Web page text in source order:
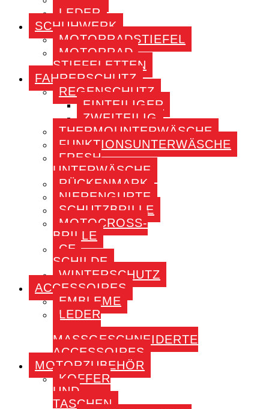
LEDER
SCHUHWERK
MOTORRADSTIEFEL
MOTORRAD-
STIEFELETTEN
FAHRERSCHUTZ
REGENSCHUTZ
EINTEILIGER
ZWEITEILIG
THERMOUNTERWÄSCHE
FUNKTIONSUNTERWÄSCHE
FRESH
UNTERWÄSCHE
RÜCKENMARK
NIERENGURTE
SCHUTZBRILLE
MOTOCROSS-
BRILLE
CE-
SCHILDE
WINTERSCHUTZ
ACCESSOIRES
EMBLEME
LEDER
MASSGESCHNEIDERTE A
CCESSOIRES
MOTORZUBEHÖR
KOFFER
UND
TASCHEN